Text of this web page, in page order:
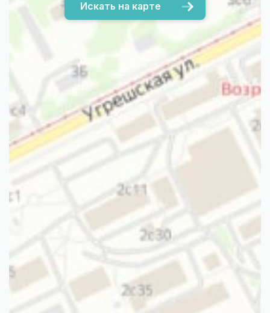
Искать на карте